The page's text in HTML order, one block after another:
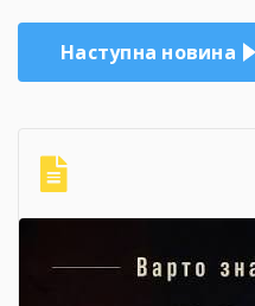
Наступна новина